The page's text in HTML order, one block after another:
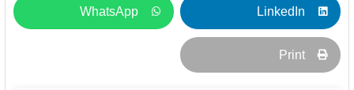
LinkedIn
WhatsApp
Print